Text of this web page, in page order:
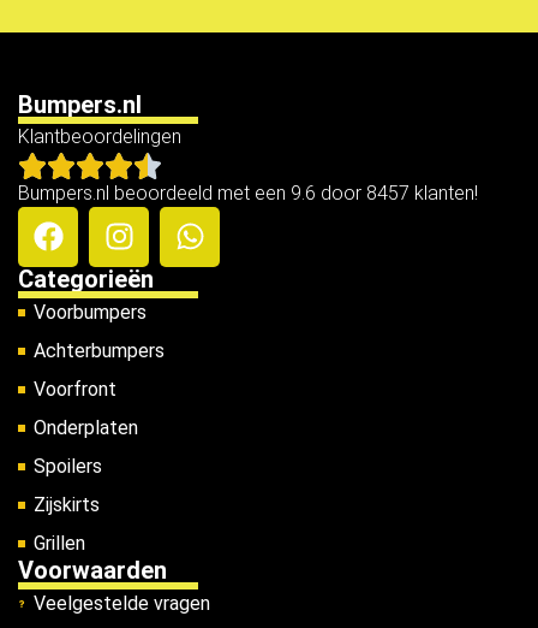
Bumpers.nl
Klantbeoordelingen
Bumpers.nl beoordeeld met een 9.6 door 8457 klanten!
Categorieën
Voorbumpers
Achterbumpers
Voorfront
Onderplaten
Spoilers
Zijskirts
Grillen
Voorwaarden
Veelgestelde vragen